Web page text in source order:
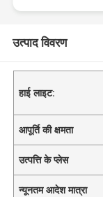
उत्पाद विवरण
हाई लाइट:
आपूर्ति की क्षमता
उत्पत्ति के प्लेस
न्यूनतम आदेश मात्रा